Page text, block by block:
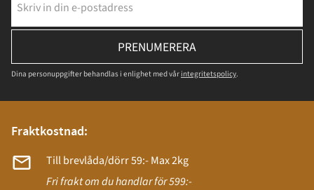
PRENUMERERA
Dina personuppgifter behandlas i enlighet med vår integritetspolicy.
Fraktkostnad:
Till brevlåda/dörr 59:- Max 2kg
Fri frakt om du handlar för 599:-